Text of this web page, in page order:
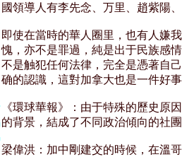
國領導人有李先念、万里、趙紫陽
即使在當時的華人圈里，也有人嫌
愧，亦不是罪過，純是出于民族感
不是触犯任何法律，完全是憑著自
确的認識，這對加拿大也是一件好
《環球華報》：由于特殊的歷史原
的背景，結成了不同政治傾向的社
梁偉洪：加中剛建交的時候，在溫